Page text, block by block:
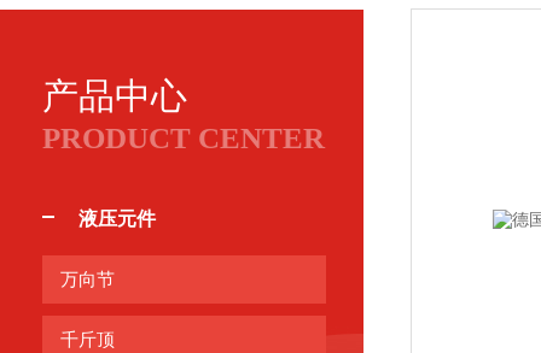
产品中心
PRODUCT CENTER
液压元件
万向节
千斤顶